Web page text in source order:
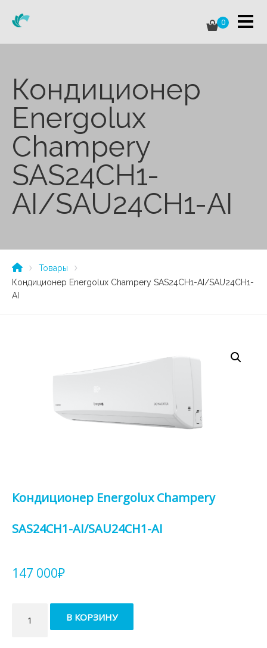
0
Кондиционер
Energolux
Champery
SAS24CH1-
AI/SAU24CH1-AI
Товары
Кондиционер Energolux Champery SAS24CH1-AI/SAU24CH1-
AI
Кондиционер Energolux Champery
SAS24CH1-AI/SAU24CH1-AI
147 000₽
товара
Кондиционер
В КОРЗИНУ